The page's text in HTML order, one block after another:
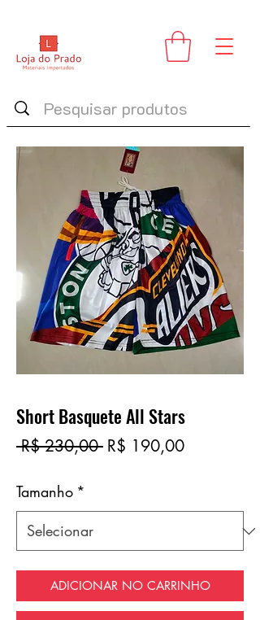
Short Basquete All Stars
R$ 230,00 Preço
R$ 190,00Preço
Tamanho *
ADICIONAR NO CARRINHO